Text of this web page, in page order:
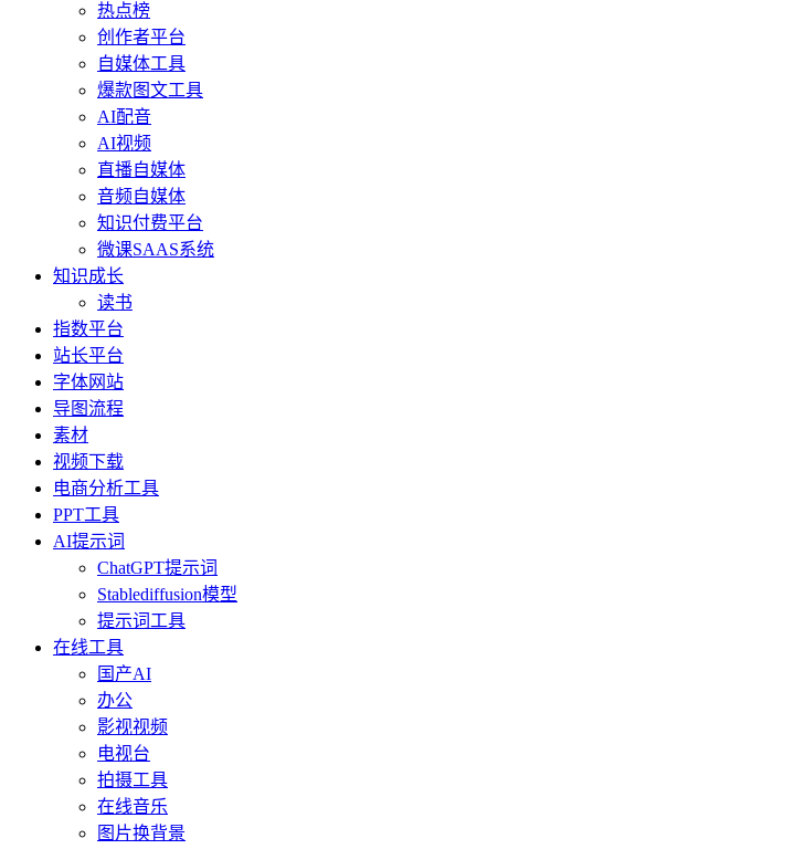
热点榜
创作者平台
自媒体工具
爆款图文工具
AI配音
AI视频
直播自媒体
音频自媒体
知识付费平台
微课SAAS系统
知识成长
读书
指数平台
站长平台
字体网站
导图流程
素材
视频下载
电商分析工具
PPT工具
AI提示词
ChatGPT提示词
Stablediffusion模型
提示词工具
在线工具
国产AI
办公
影视视频
电视台
拍摄工具
在线音乐
图片换背景